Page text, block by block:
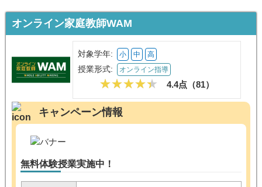
オンライン家庭教師WAM
対象学年: 小 中 高
授業形式: オンライン指導
4.4点（81）
キャンペーン情報
無料体験授業実施中！